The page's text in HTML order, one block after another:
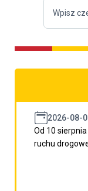
2026-08-
Od 10
ruchu
porzpedniego